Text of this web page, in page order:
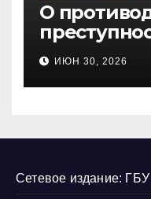
О
нарушению
ИЮН 30, 2026
Сетевое издание: